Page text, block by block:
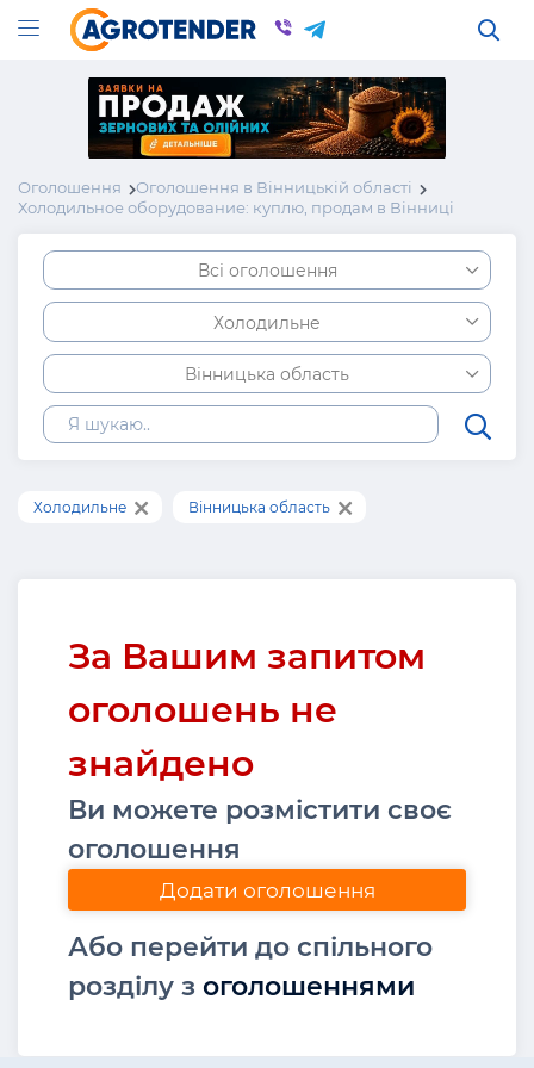
Оголошення
Оголошення в Вінницькій області
Холодильное оборудование: куплю, продам в Вінниці
Всі оголошення
Холодильне
Вінницька область
Холодильне Вінницька область
За Вашим запитом
оголошень не
знайдено
Ви можете розмістити своє
оголошення
Додати оголошення
Або перейти до спільного
розділу з оголошеннями